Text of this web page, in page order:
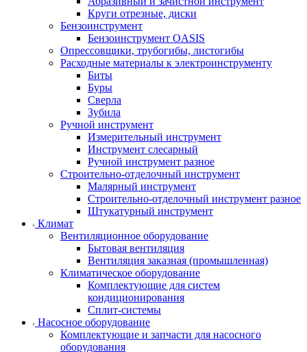
Круги отрезные, диски
Бензоинструмент
Бензоинструмент OASIS
Опрессовщики, трубогибы, листогибы
Расходные материалы к электроинструменту
Биты
Буры
Сверла
Зубила
Ручной инструмент
Измерительный инструмент
Инструмент слесарный
Ручной инструмент разное
Строительно-отделочный инструмент
Малярный инструмент
Строительно-отделочный инструмент разное
Штукатурный инструмент
Климат
Вентиляционное оборудование
Бытовая вентиляция
Вентиляция заказная (промышленная)
Климатическое оборудование
Комплектующие для систем
кондиционирования
Сплит-системы
Насосное оборудование
Комплектующие и запчасти для насосного
оборудования